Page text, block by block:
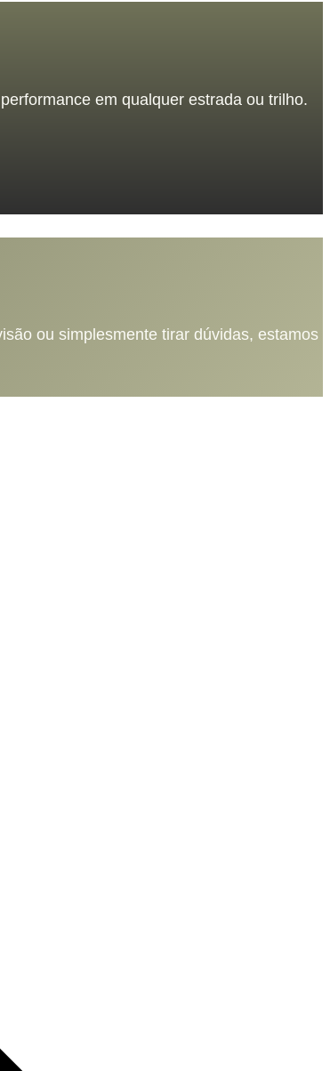
em qualquer estrada ou trilho.
ou simplesmente tirar dúvidas, estamos